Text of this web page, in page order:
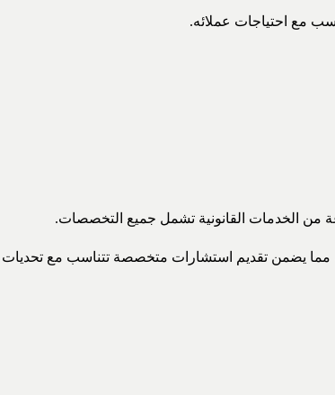
مع احتياجات عملائه.
من الخدمات القانونية تشمل جميع التخصصات.
مما يضمن تقديم استشارات متخصصة تتناسب مع تحديات